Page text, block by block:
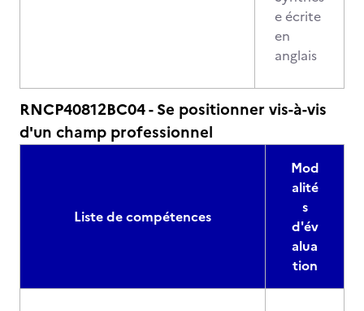
e écrite
en
anglais
RNCP40812BC04 - Se positionner vis-à-vis
d'un champ professionnel
Liste de compétences
Mod
alité
s
d'év
alua
tion